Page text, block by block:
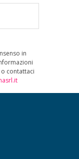
in
o contattaci